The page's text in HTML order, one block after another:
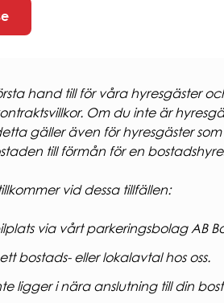
hand till för våra hyresgäster
Om du inte är
gäller även för hyresgäster
till förmån för en
vid dessa tillfällen:
via vårt parkeringsbolag AB
bostads- eller lokalavtal hos oss.
ligger i nära anslutning till din